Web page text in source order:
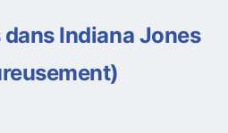
Indiana Jones